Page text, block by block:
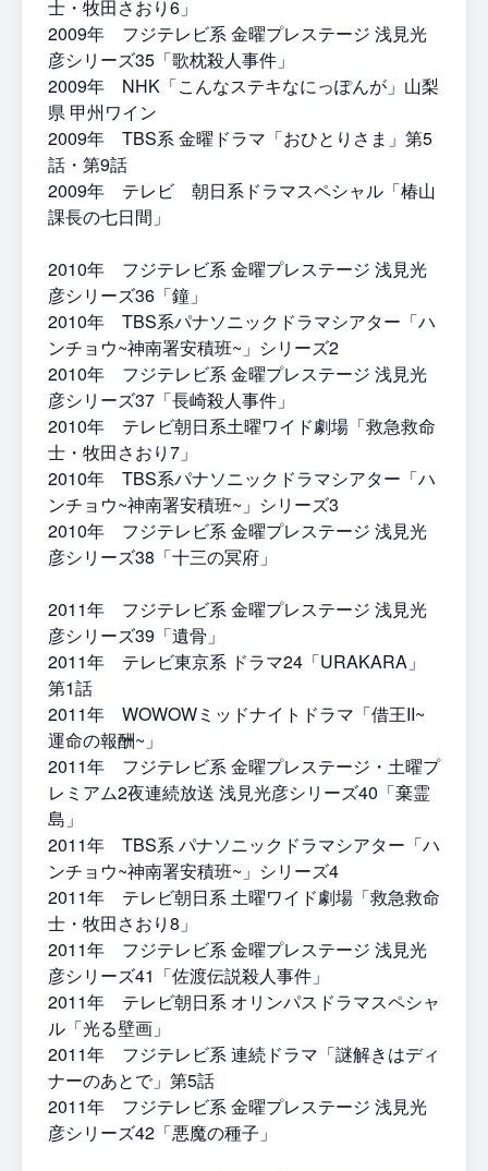
士・牧田さおり6」
2009年 フジテレビ系 金曜プレステージ 浅見光
彦シリーズ35「歌枕殺人事件」
2009年 NHK「こんなステキなにっぽんが」山梨
県 甲州ワイン
2009年 TBS系 金曜ドラマ「おひとりさま」第5
話・第9話
2009年 テレビ゙朝日系ドラマスペシャル「椿山
課長の七日間」
2010年 フジテレビ系 金曜プレステージ 浅見光
彦シリーズ36「鐘」
2010年 TBS系パナソニックドラマシアター「ハ
ンチョウ~神南署安積班~」シリーズ2
2010年 フジテレビ系 金曜プレステージ 浅見光
彦シリーズ37「長崎殺人事件」
2010年 テレビ朝日系土曜ワイド劇場「救急救命
士・牧田さおり7」
2010年 TBS系パナソニックドラマシアター「ハ
ンチョウ~神南署安積班~」シリーズ3
2010年 フジテレビ系 金曜プレステージ 浅見光
彦シリーズ38「十三の冥府」
2011年 フジテレビ系 金曜プレステージ 浅見光
彦シリーズ39「遺骨」
2011年 テレビ東京系 ドラマ24「URAKARA」
第1話
2011年 WOWOWミッドナイトドラマ「借王II~
運命の報酬~」
2011年 フジテレビ系 金曜プレステージ・土曜プ
レミアム2夜連続放送 浅見光彦シリーズ40「棄霊
島」
2011年 TBS系 パナソニックドラマシアター「ハ
ンチョウ~神南署安積班~」シリーズ4
2011年 テレビ朝日系 土曜ワイド劇場「救急救命
士・牧田さおり8」
2011年 フジテレビ系 金曜プレステージ 浅見光
彦シリーズ41「佐渡伝説殺人事件」
2011年 テレビ朝日系 オリンパスドラマスペシャ
ル「光る壁画」
2011年 フジテレビ系 連続ドラマ「謎解きはディ
ナーのあとで」第5話
2011年 フジテレビ系 金曜プレステージ 浅見光
彦シリーズ42「悪魔の種子」